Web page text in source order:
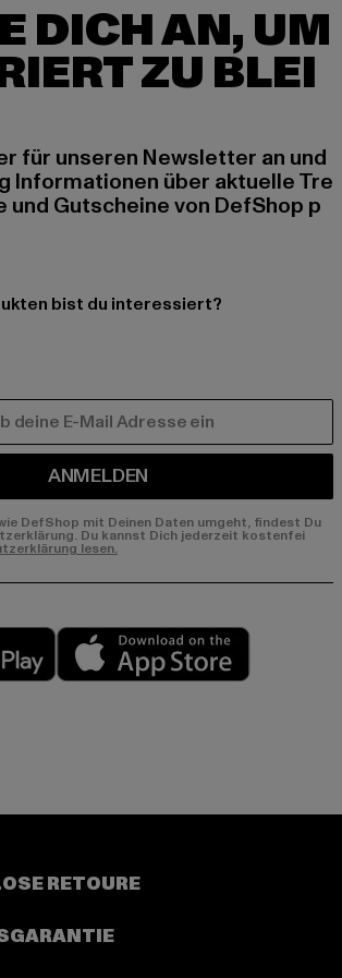
DICH AN, UM
ZU BLEI
für unseren Newsletter an und
Informationen über aktuelle Tre
und Gutscheine von DefShop p
bist du interessiert?
ANMELDEN
DefShop mit Deinen Daten umgeht, findest Du
Du kannst Dich jederzeit kostenfei
lesen.
Play market
RETOURE